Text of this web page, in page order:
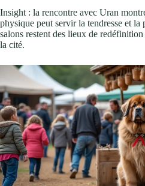
Insight : la rencontre avec Uran
physique peut servir la tendresse et la
salons restent des lieux de
la cité.